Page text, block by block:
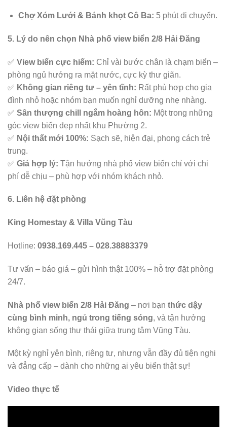
Chợ Xóm Lưới & Bánh khọt Cô Ba: 5 phút di chuyển.
5. Lý do nên chọn Nhà phố view biển 2/8 Hải Đăng
✅ View biển cực hiếm: Chỉ vài bước chân là chạm biển –
phòng ngủ hướng ra mặt nước, cực kỳ thư giãn.
✅ Không gian riêng tư – yên tĩnh: Rất phù hợp cho gia
đình nhỏ hoặc nhóm bạn muốn nghỉ dưỡng nhẹ nhàng.
✅ Sân thượng chill ngắm hoàng hôn: Một trong những
góc view biển đẹp nhất khu Phường 2.
✅ Nội thất mới 100%: Sạch sẽ, hiện đại, phong cách trẻ
trung.
✅ Giá hợp lý: Tận hưởng nhà phố view biển chỉ với chi
phí dễ chịu – phù hợp với nhóm khách nhỏ.
6. Liên hệ đặt phòng
King Homestay & Villa Vũng Tàu
Hotline: 0938.169.445 – 028.38883379
Tư vấn – báo giá – gửi hình thật 100% – hỗ trợ đặt phòng
24/7.
Nhà phố view biển 2/8 Hải Đăng – nơi bạn thức dậy
cùng bình minh, ngủ trong tiếng sóng, và tận hưởng
không gian sống thư thái giữa trung tâm Vũng Tàu.
Một kỳ nghỉ yên bình, riêng tư, nhưng vẫn đầy đủ tiện nghi
và đẳng cấp – dành cho những ai yêu biển thật sự!
Video thực tế